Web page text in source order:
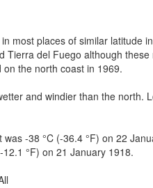
places of similar latitude
del Fuego although
the north coast in 1969.
and windier than the north.
-38 °C (-36.4 °F) on 22
°F) on 21 January 1918.